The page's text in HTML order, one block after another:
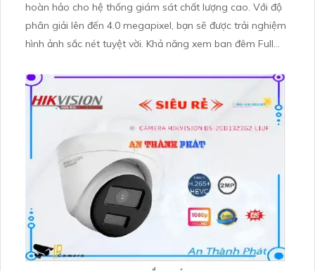
hoàn hảo cho hệ thống giám sát chất lượng cao. Với độ
phân giải lên đến 4.0 megapixel, bạn sẽ được trải nghiệm
hình ảnh sắc nét tuyệt vời. Khả năng xem ban đêm Full
kỳ chi tiết nào, ngay cả vào ban đêm